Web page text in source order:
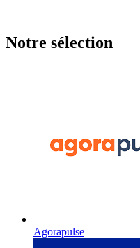
Notre sélection
Agorapulse